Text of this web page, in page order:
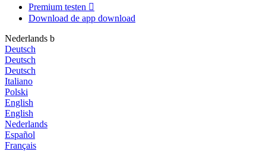
Premium testen 
Download de app download
Nederlands b
Deutsch
Deutsch
Deutsch
Italiano
Polski
English
English
Nederlands
Español
Français